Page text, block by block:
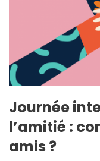
Journée
l’amitié :
amis ?